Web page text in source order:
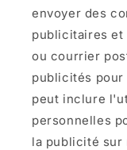
envoyer des
publicitaires et
ou courrier
publicités pour
peut inclure
personnelles
la publicité sur